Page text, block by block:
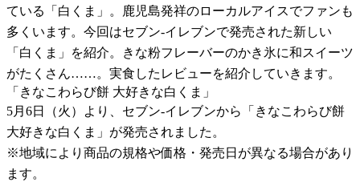
ている「白くま」。鹿児島発祥のローカルアイスでファンも
多くいます。今回はセブン-イレブンで発売された新しい
「白くま」を紹介。きな粉フレーバーのかき氷に和スイーツ
がたくさん……。実食したレビューを紹介していきます。
「きなこわらび餅 大好きな白くま」
5月6日（火）より、セブン-イレブンから「きなこわらび餅
大好きな白くま」が発売されました。
※地域により商品の規格や価格・発売日が異なる場合があり
ます。